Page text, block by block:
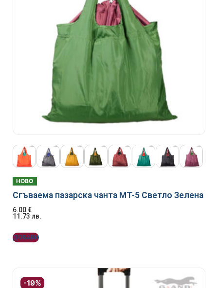
НОВО
Сгъваема пазарска чанта MT-5 Светло Зелена
6.00€
11.73 лв.
ДОБАВИ
-19%